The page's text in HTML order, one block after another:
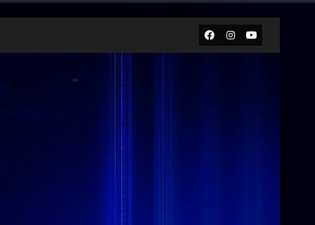
Facebook
Instagram
Youtube